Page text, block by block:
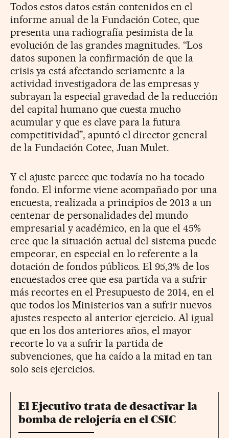
Todos estos datos están contenidos en el
informe anual de la Fundación Cotec, que
presenta una radiografía pesimista de la
evolución de las grandes magnitudes. “Los
datos suponen la confirmación de que la
crisis ya está afectando seriamente a la
actividad investigadora de las empresas y
subrayan la especial gravedad de la reducción
del capital humano que cuesta mucho
acumular y que es clave para la futura
competitividad”, apuntó el director general
de la Fundación Cotec, Juan Mulet.
Y el ajuste parece que todavía no ha tocado
fondo. El informe viene acompañado por una
encuesta, realizada a principios de 2013 a un
centenar de personalidades del mundo
empresarial y académico, en la que el 45%
cree que la situación actual del sistema puede
empeorar, en especial en lo referente a la
dotación de fondos públicos. El 95,3% de los
encuestados cree que esa partida va a sufrir
más recortes en el Presupuesto de 2014, en el
que todos los Ministerios van a sufrir nuevos
ajustes respecto al anterior ejercicio. Al igual
que en los dos anteriores años, el mayor
recorte lo va a sufrir la partida de
subvenciones, que ha caído a la mitad en tan
solo seis ejercicios.
El Ejecutivo trata de desactivar la
bomba de relojería en el CSIC